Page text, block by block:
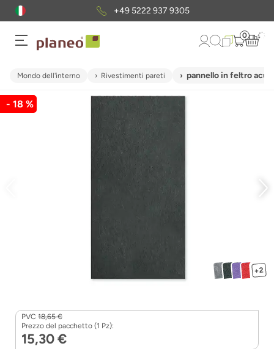
+49 5222 937 9305
0
Mondo dell'interno Rivestimenti pareti pannello in feltro
+2
- 18 %
PVC 18,65 €
Prezzo del pacchetto (1 Pz):
15,30 €